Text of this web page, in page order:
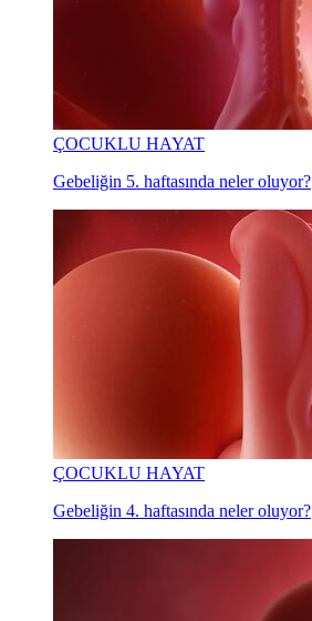
ÇOCUKLU HAYAT
Gebeliğin 5. haftasında neler oluyor?
ÇOCUKLU HAYAT
Gebeliğin 4. haftasında neler oluyor?